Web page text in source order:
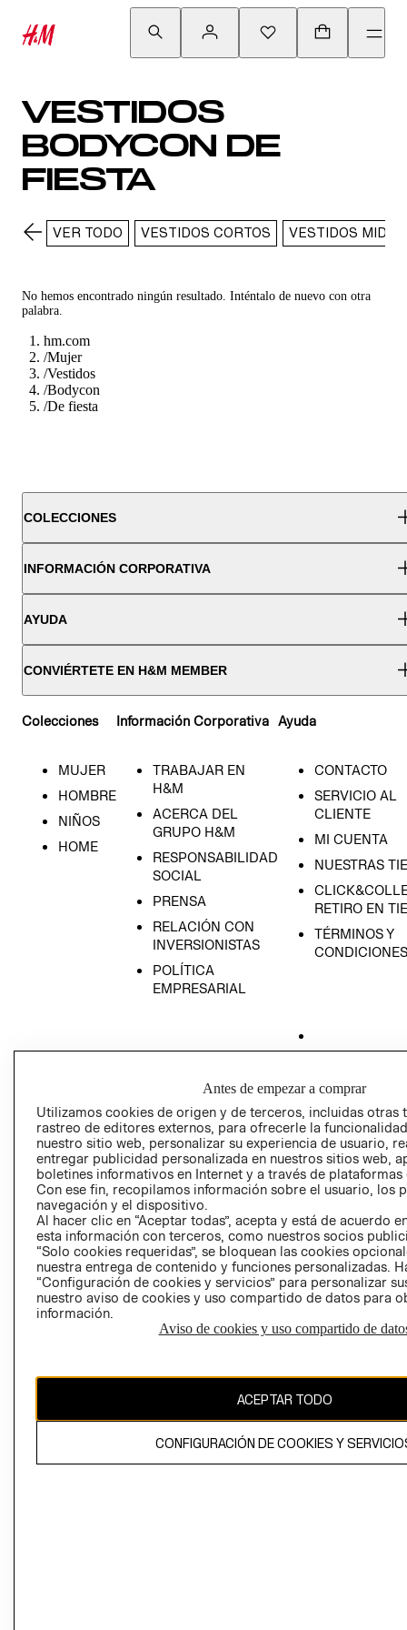
VESTIDOS
BODYCON DE
FIESTA
VER TODO VESTIDOS CORTOS VESTIDOS MIDI
No hemos encontrado ningún resultado. Inténtalo de nuevo con otra
palabra.
hm.com
/Mujer
/Vestidos
/Bodycon
/De fiesta
COLECCIONES
INFORMACIÓN CORPORATIVA
AYUDA
CONVIÉRTETE EN H&M MEMBER
Colecciones
MUJER
HOMBRE
NIÑOS
HOME
Información Corporativa
TRABAJAR EN
H&M
ACERCA DEL
GRUPO H&M
RESPONSABILIDAD
SOCIAL
PRENSA
RELACIÓN CON
INVERSIONISTAS
POLÍTICA
EMPRESARIAL
Ayuda
CONTACTO
SERVICIO AL
CLIENTE
MI CUENTA
NUESTRAS
RETIRO EN
TÉRMINOS Y
CONDICIONES
PRIVACIDAD
GIFT CARD
AVISO DE
Perú (S/)
CAMBIAR REGIÓN
Antes de empezar a comprar
Utilizamos cookies de origen y de terceros, incluidas otras
rastreo de editores externos, para ofrecerle la
nuestro sitio web, personalizar su experiencia de usuario,
entregar publicidad personalizada en nuestros sitios web,
boletines informativos en Internet y a través de plataformas
Con ese fin, recopilamos información sobre el usuario, los
navegación y el dispositivo.
Al hacer clic en “Aceptar todas”, acepta y está de acuerdo
esta información con terceros, como nuestros socios
“Solo cookies requeridas”, se bloquean las cookies
nuestra entrega de contenido y funciones personalizadas.
“Configuración de cookies y servicios” para personalizar
nuestro aviso de cookies y uso compartido de datos para
información.
Aviso de cookies y uso compartido de
ACEPTAR TODO
CONFIGURACIÓN DE COOKIES Y